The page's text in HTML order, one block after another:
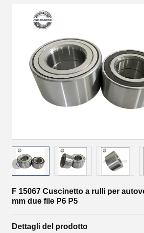
F 15067 Cuscinetto a rulli per
mm due file P6 P5
Dettagli del prodotto